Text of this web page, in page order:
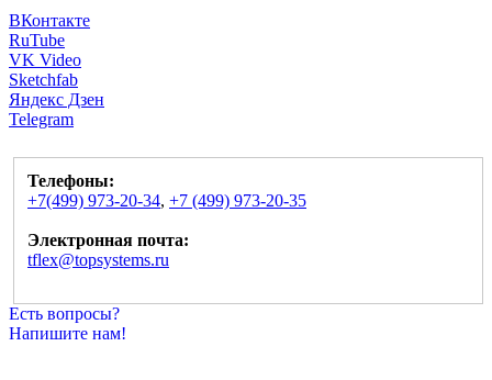
ВКонтакте
RuTube
VK Video
Sketchfab
Яндекс Дзен
Telegram
Телефоны:
+7(499) 973-20-34, +7 (499) 973-20-35
Электронная почта:
tflex@topsystems.ru
Есть вопросы?
Напишите нам!